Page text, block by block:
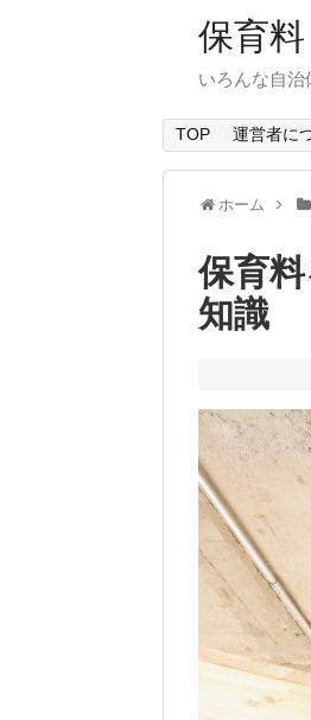
保育
いろんな自治
TOP 運営者に
ホーム
保育
知識